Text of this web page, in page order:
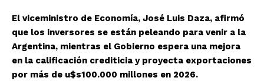
El viceministro de Economía, José Luis Daza, afirmó
que los inversores se están peleando para venir a la
Argentina, mientras el Gobierno espera una mejora
en la calificación crediticia y proyecta exportaciones
por más de u$s100.000 millones en 2026.